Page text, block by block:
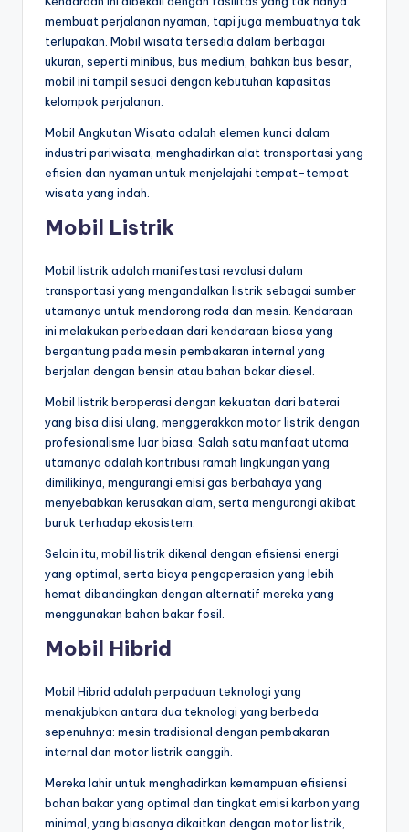
membuat perjalanan nyaman, tapi juga membuatnya tak
terlupakan. Mobil wisata tersedia dalam berbagai
ukuran, seperti minibus, bus medium, bahkan bus besar,
mobil ini tampil sesuai dengan kebutuhan kapasitas
kelompok perjalanan.
Mobil Angkutan Wisata adalah elemen kunci dalam
industri pariwisata, menghadirkan alat transportasi yang
efisien dan nyaman untuk menjelajahi tempat-tempat
wisata yang indah.
Mobil Listrik
Mobil listrik adalah manifestasi revolusi dalam
transportasi yang mengandalkan listrik sebagai sumber
utamanya untuk mendorong roda dan mesin. Kendaraan
ini melakukan perbedaan dari kendaraan biasa yang
bergantung pada mesin pembakaran internal yang
berjalan dengan bensin atau bahan bakar diesel.
Mobil listrik beroperasi dengan kekuatan dari baterai
yang bisa diisi ulang, menggerakkan motor listrik dengan
profesionalisme luar biasa. Salah satu manfaat utama
utamanya adalah kontribusi ramah lingkungan yang
dimilikinya, mengurangi emisi gas berbahaya yang
menyebabkan kerusakan alam, serta mengurangi akibat
buruk terhadap ekosistem.
Selain itu, mobil listrik dikenal dengan efisiensi energi
yang optimal, serta biaya pengoperasian yang lebih
hemat dibandingkan dengan alternatif mereka yang
menggunakan bahan bakar fosil.
Mobil Hibrid
Mobil Hibrid adalah perpaduan teknologi yang
menakjubkan antara dua teknologi yang berbeda
sepenuhnya: mesin tradisional dengan pembakaran
internal dan motor listrik canggih.
Mereka lahir untuk menghadirkan kemampuan efisiensi
bahan bakar yang optimal dan tingkat emisi karbon yang
minimal, yang biasanya dikaitkan dengan motor listrik,